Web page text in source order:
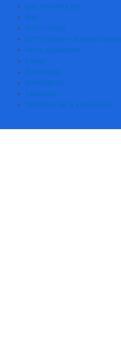
Iptv smarters pro
Mail
mon compte
MYTVOnline + Android mobile
Notre application
Panier
Parrainage
Revendeurs
Télévision
Validation de la commande